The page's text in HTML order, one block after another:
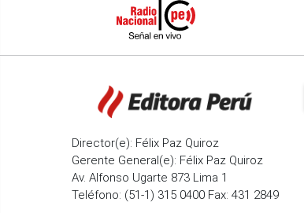
Director(e): Félix Paz Quiroz
Gerente General(e): Félix Paz Quiroz
Av. Alfonso Ugarte 873 Lima 1
Teléfono: (51-1) 315 0400 Fax: 431 2849